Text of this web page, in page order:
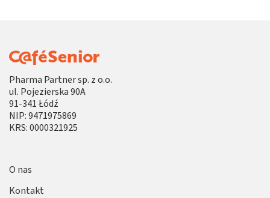
Pharma Partner sp. z o.o.
ul. Pojezierska 90A
91-341 Łódź
NIP: 9471975869
KRS: 0000321925
O nas
Kontakt